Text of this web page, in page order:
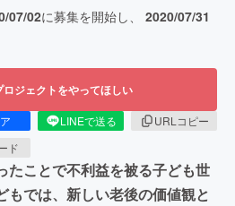
07/02に募集を開始し、 2020/07/31
ロジェクトをやってほしい
LINEで送る
URLコピー
ド
たことで不利益を被る子ども世
もでは、新しい老後の価値観と